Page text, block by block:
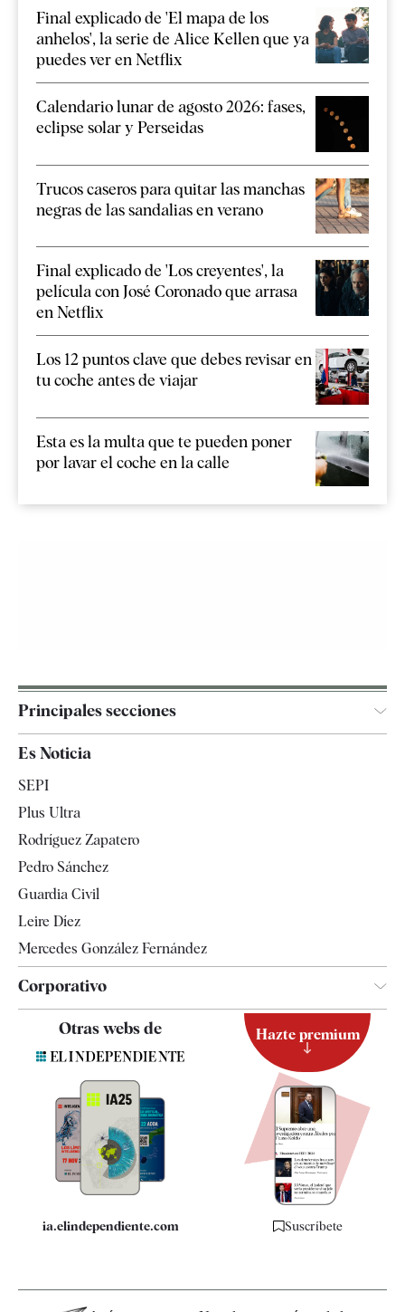
Final explicado de 'El mapa de los
anhelos', la serie de Alice Kellen que ya
puedes ver en Netflix
Calendario lunar de agosto 2026: fases,
eclipse solar y Perseidas
Trucos caseros para quitar las manchas
negras de las sandalias en verano
Final explicado de 'Los creyentes', la
película con José Coronado que arrasa
en Netflix
Los 12 puntos clave que debes revisar en
tu coche antes de viajar
Esta es la multa que te pueden poner
por lavar el coche en la calle
Principales secciones
España
Televisión
Es Noticia
SEPI
Plus Ultra
Rodríguez Zapatero
Pedro Sánchez
Guardia Civil
Leire Díez
Mercedes González Fernández
Corporativo
Contacto
Quiénes somos
Especificaciones
Otras webs de
ia.elindependiente.com
Hazte premium
Suscríbete